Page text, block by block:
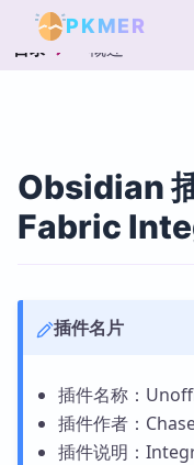
PKMER
目录 概述
Obsidian
Fabric
插件名片
插件名称：
插件作者：
插件说明：